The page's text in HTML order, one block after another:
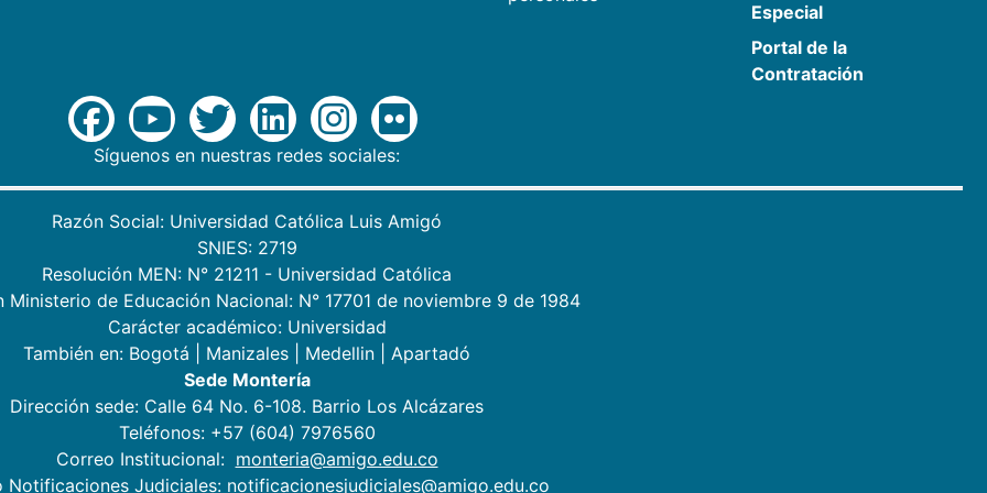
Especial
Portal de la
Contratación
Síguenos en nuestras redes sociales:
Razón Social: Universidad Católica Luis Amigó
SNIES: 2719
Resolución MEN: N° 21211 - Universidad Católica
Ministerio de Educación Nacional: N° 17701 de noviembre 9 de 1984
Carácter académico: Universidad
También en: Bogotá Manizales Medellin
Apartadó
Sede Montería
Dirección sede: Calle 64 No. 6-108. Barrio Los Alcázares
Teléfonos: +57 (604) 7976560
Correo Institucional: monteria@amigo.edu.co
Notificaciones Judiciales: notificacionesjudiciales@amigo.edu.co